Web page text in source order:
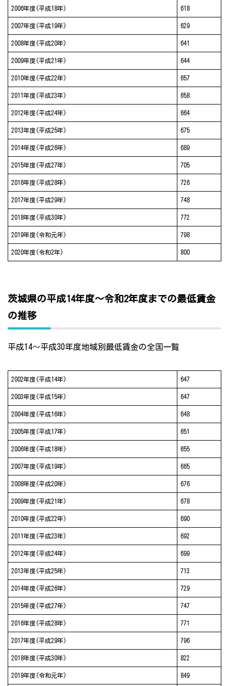
2006年度(平成18年) 618
2007年度(平成19年) 629
2008年度(平成20年) 641
2009年度(平成21年) 644
2010年度(平成22年) 657
2011年度(平成23年) 658
2012年度(平成24年) 664
2013年度(平成25年) 675
2014年度(平成26年) 689
2015年度(平成27年) 705
2016年度(平成28年) 726
2017年度(平成29年) 748
2018年度(平成30年) 772
2019年度(令和元年) 798
2020年度(令和2年) 800
茨城県の平成14年度～令和2年度までの最低賃金
の推移
平成14～平成30年度地域別最低賃金の全国一覧
2002年度(平成14年) 647
2003年度(平成15年) 647
2004年度(平成16年) 648
2005年度(平成17年) 651
2006年度(平成18年) 655
2007年度(平成19年) 665
2008年度(平成20年) 676
2009年度(平成21年) 678
2010年度(平成22年) 690
2011年度(平成23年) 692
2012年度(平成24年) 699
2013年度(平成25年) 713
2014年度(平成26年) 729
2015年度(平成27年) 747
2016年度(平成28年) 771
2017年度(平成29年) 796
2018年度(平成30年) 822
2019年度(令和元年) 849